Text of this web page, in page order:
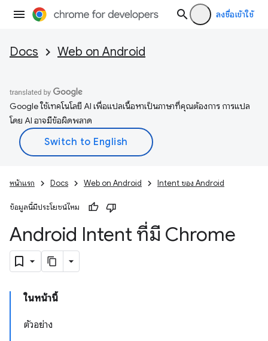
ลงชื่อเข้าใช้
Docs Web on Android
Google ใช้เทคโนโลยี AI เพื่อแปลเนื้อหาเป็นภาษาที่คุณต้องการ การแปล
โดย AI อาจมีข้อผิดพลาด
หน้าแรก Docs Web on Android Intent ของ Android
ข้อมูลนี้มีประโยชน์ไหม
Android Intent ที่มี Chrome
ในหน้านี้
ตัวอย่าง